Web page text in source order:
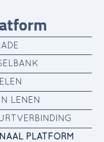
LENEN
PLATFORM